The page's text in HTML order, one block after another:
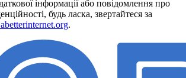
інформації або повідомлення про
будь ласка, звертайтеся за
.